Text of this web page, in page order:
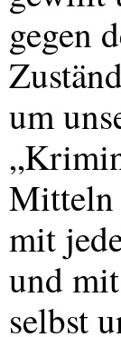
gegen
um
Mitteln
mit
und
selbst